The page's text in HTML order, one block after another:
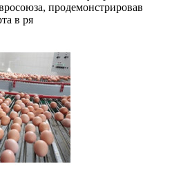
продемонстрировав
в ря